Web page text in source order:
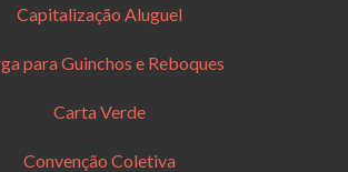
Capitalização Aluguel
para Guinchos e Reboques
Carta Verde
Convenção Coletiva